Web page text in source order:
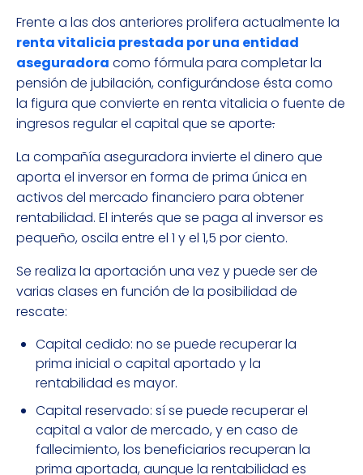
Frente a las dos anteriores prolifera actualmente la
renta vitalicia prestada por una entidad
aseguradora como fórmula para completar la
pensión de jubilación, configurándose ésta como
la figura que convierte en renta vitalicia o fuente de
ingresos regular el capital que se aporte.
La compañía aseguradora invierte el dinero que
aporta el inversor en forma de prima única en
activos del mercado financiero para obtener
rentabilidad. El interés que se paga al inversor es
pequeño, oscila entre el 1 y el 1,5 por ciento.
Se realiza la aportación una vez y puede ser de
varias clases en función de la posibilidad de
rescate:
Capital cedido: no se puede recuperar la
prima inicial o capital aportado y la
rentabilidad es mayor.
Capital reservado: sí se puede recuperar el
capital a valor de mercado, y en caso de
fallecimiento, los beneficiarios recuperan la
prima aportada, aunque la rentabilidad es